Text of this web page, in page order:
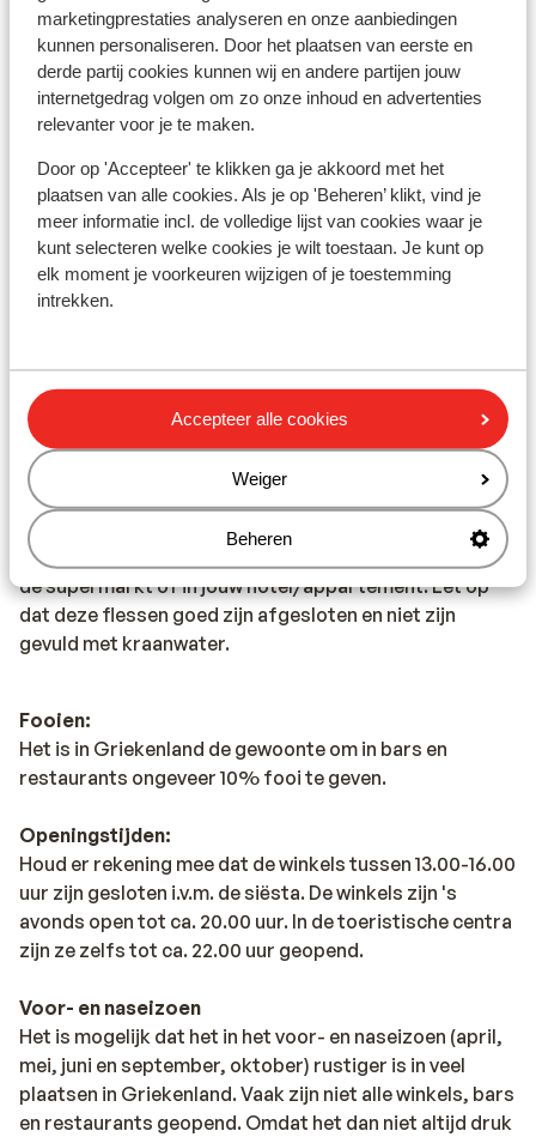
marketingprestaties analyseren en onze aanbiedingen
kunnen personaliseren. Door het plaatsen van eerste en
derde partij cookies kunnen wij en andere partijen jouw
internetgedrag volgen om zo onze inhoud en advertenties
relevanter voor je te maken.
Door op 'Accepteer' te klikken ga je akkoord met het
plaatsen van alle cookies. Als je op 'Beheren’ klikt, vind je
meer informatie incl. de volledige lijst van cookies waar je
kunt selecteren welke cookies je wilt toestaan. Je kunt op
elk moment je voorkeuren wijzigen of je toestemming
intrekken.
Accepteer alle cookies
Weiger
Beheren
Het alarmnummer in Griekenland voor de politie is 100.
Wanneer je een ambulance nodig hebt, dan dien je 166 te
bellen. Let op, deze alarmnummers mag je alleen
gebruiken bij noodgevallen.
Eten & drinken:
Houd je van lekker eten? In Griekenland ben je aan het
juiste adres. De Griekse keuken is divers. In de Griekse
restaurants vind je zowel vlees- als visgerechten, maar
ook smaakvolle vegetarische gerechten. Denk maar
anders? Ook dit is mogelijk. In de toeristische plaatsen
tref je een grote hoeveelheid aan van restaurants met
de internationale keuken.
Het water in Griekenland is anders dan je in Nederland
gewend bent. Het wordt afgeraden om kraanwater te
drinken. Wij adviseren je om flessen water te kopen in
de supermarkt of in jouw hotel/appartement. Let op
dat deze flessen goed zijn afgesloten en niet zijn
gevuld met kraanwater.
Fooien:
Het is in Griekenland de gewoonte om in bars en
restaurants ongeveer 10% fooi te geven.
Openingstijden:
Houd er rekening mee dat de winkels tussen 13.00-16.00
uur zijn gesloten i.v.m. de siësta. De winkels zijn 's
avonds open tot ca. 20.00 uur. In de toeristische centra
zijn ze zelfs tot ca. 22.00 uur geopend.
Voor- en naseizoen
Het is mogelijk dat het in het voor- en naseizoen (april,
mei, juni en september, oktober) rustiger is in veel
plaatsen in Griekenland. Vaak zijn niet alle winkels, bars
en restaurants geopend. Omdat het dan niet altijd druk